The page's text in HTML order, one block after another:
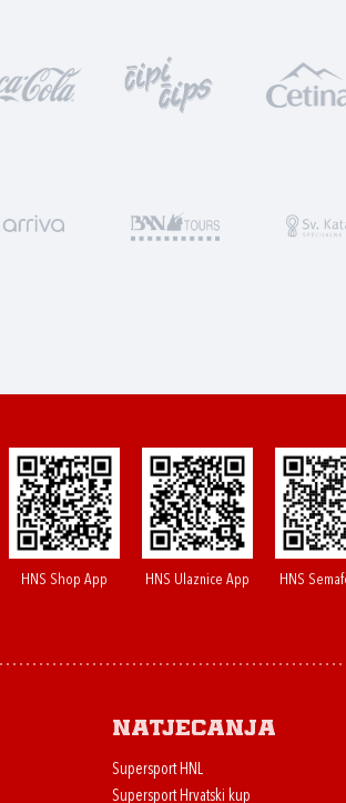
HNS Shop App HNS Ulaznice App HNS
Natjecanja
Supersport HNL
Supersport Hrvatski kup